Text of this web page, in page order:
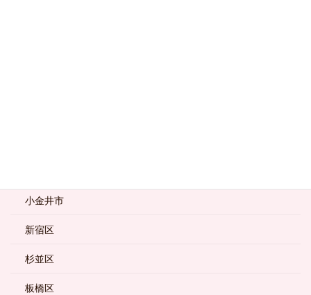
小金井市
新宿区
杉並区
板橋区